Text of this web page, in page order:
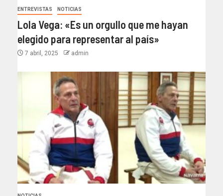
ENTREVISTAS NOTICIAS
Lola Vega: «Es un orgullo que me hayan
elegido para representar al país»
7 abril, 2025 admin